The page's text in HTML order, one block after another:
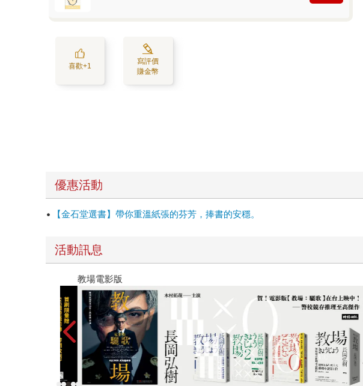
喜歡+1
寫評價
賺金幣
優惠活動
【金石堂選書】帶你重溫紙張的芬芳，捧書的安穩。
活動訊息
教場電影版